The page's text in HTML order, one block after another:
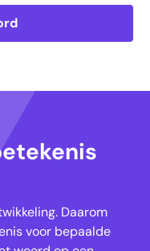
Daarom
voor bepaalde